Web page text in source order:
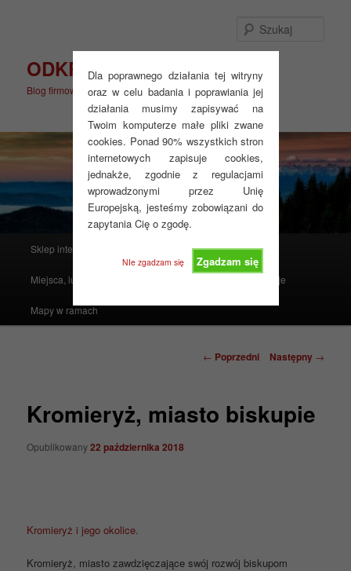
Dla poprawnego działania tej witryny
oraz w celu badania i poprawiania jej
działania musimy zapisywać na
Twoim komputerze małe pliki zwane
cookies. Ponad 90% wszystkich stron
internetowych zapisuje cookies,
jednakże, zgodnie z regulacjami
wprowadzonymi przez Unię
Europejską, jesteśmy zobowiązani do
zapytania Cię o zgodę.
Zgadzam się
NIe zgadzam się
ODKRYJ WIĘCEJ
Blog firmowy
Sklep internetowy Produkty polecane
Miejsca, ludzie, mapy i atlasy Instrukcje
Mapy w ramach
Nawigacja
← Poprzedni Następny →
Kromieryż, miasto biskupie
Opublikowany22 października 2018
Kromieryż i jego okolice.
Kromieryż, miasto zawdzięczające swój rozwój biskupom